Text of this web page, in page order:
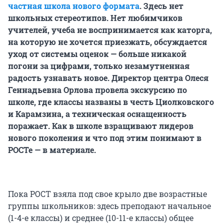
частная школа нового формата. Здесь нет
школьных стереотипов. Нет любимчиков
учителей, учеба не воспринимается как каторга,
на которую не хочется приезжать, обсуждается
уход от системы оценок — больше никакой
погони за цифрами, только незамутненная
радость узнавать новое. Директор центра Олеся
Геннадьевна Орлова провела экскурсию по
школе, где классы названы в честь Циолковского
и Карамзина, а техническая оснащенность
поражает. Как в школе взращивают лидеров
нового поколения и что под этим понимают в
РОСТе — в материале.
Пока РОСТ взяла под свое крыло две возрастные
группы школьников: здесь преподают начальное
(1-4-е классы) и среднее (10-11-е классы) общее